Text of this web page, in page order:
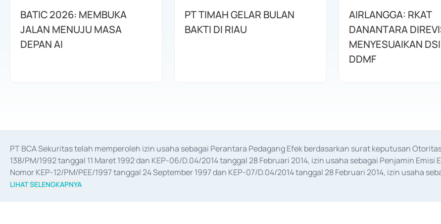
BATIC 2026: MEMBUKA
JALAN MENUJU MASA
DEPAN AI
PT TIMAH GELAR BULAN
BAKTI DI RIAU
AIRLANGGA: RKAT
DANANTARA
MENYESUAIKAN
DDMF
PT BCA Sekuritas telah memperoleh izin usaha sebagai Perantara Pedagang Efek berdasarkan surat keputusan
138/PM/1992 tanggal 11 Maret 1992 dan KEP-06/D.04/2014 tanggal 28 Februari 2014, izin usaha sebagai Penjamin
Nomor KEP-12/PM/PEE/1997 tanggal 24 September 1997 dan KEP-07/D.04/2014 tanggal 28 Februari 2014, izin usaha
merger, akuisisi, divestasi, dan
LIHAT SELENGKAPNYA